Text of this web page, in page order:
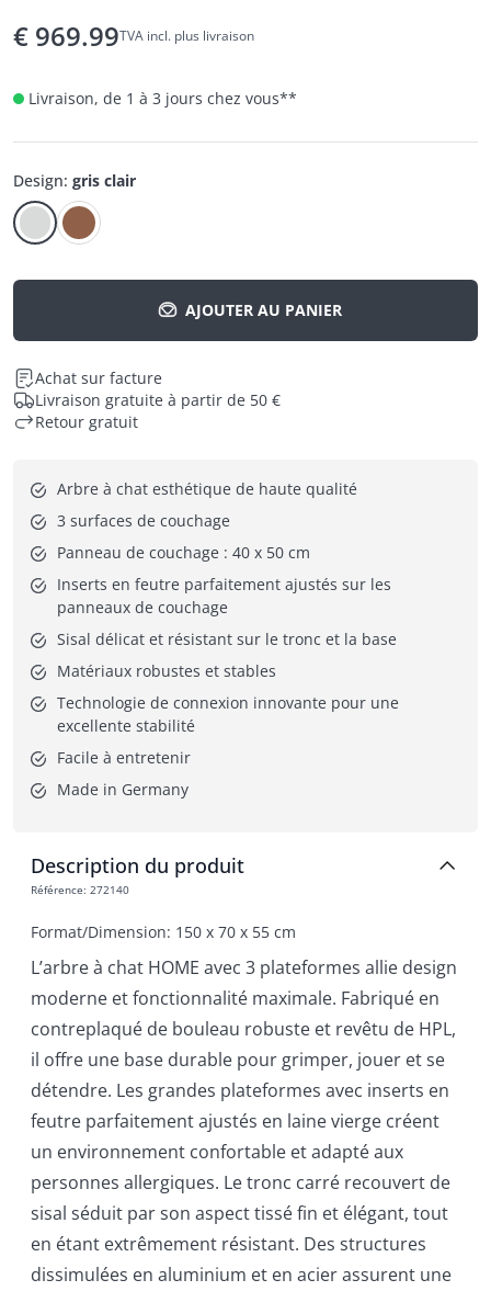
€ 969.99TVA incl. plus livraison
Livraison, de 1 à 3 jours chez vous**
Design: gris clair
AJOUTER AU PANIER
Achat sur facture
Livraison gratuite à partir de 50 €
Retour gratuit
Arbre à chat esthétique de haute qualité
3 surfaces de couchage
Panneau de couchage : 40 x 50 cm
Inserts en feutre parfaitement ajustés sur les
panneaux de couchage
Sisal délicat et résistant sur le tronc et la base
Matériaux robustes et stables
Technologie de connexion innovante pour une
excellente stabilité
Facile à entretenir
Made in Germany
Description du produit
Référence: 272140
Format/Dimension: 150 x 70 x 55 cm
L’arbre à chat HOME avec 3 plateformes allie design
moderne et fonctionnalité maximale. Fabriqué en
contreplaqué de bouleau robuste et revêtu de HPL,
il offre une base durable pour grimper, jouer et se
détendre. Les grandes plateformes avec inserts en
feutre parfaitement ajustés en laine vierge créent
un environnement confortable et adapté aux
personnes allergiques. Le tronc carré recouvert de
sisal séduit par son aspect tissé fin et élégant, tout
en étant extrêmement résistant. Des structures
dissimulées en aluminium et en acier assurent une